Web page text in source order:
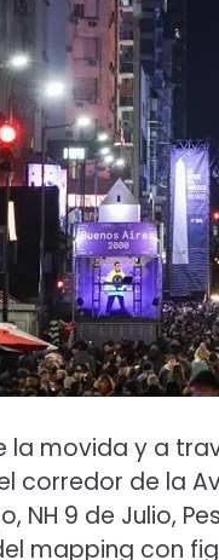
movida y a
corredor de la
NH 9 de Julio,
mapping con